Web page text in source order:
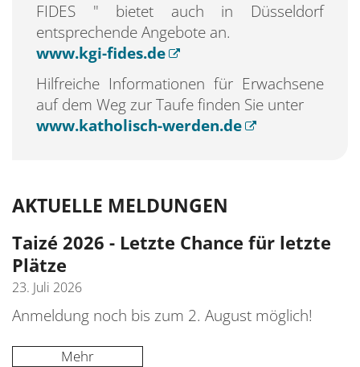
FIDES " bietet auch in Düsseldorf
entsprechende Angebote an.
www.kgi-fides.de
Hilfreiche Informationen für Erwachsene
auf dem Weg zur Taufe finden Sie unter
www.katholisch-werden.de
AKTUELLE MELDUNGEN
Taizé 2026 - Letzte Chance für letzte
Plätze
23. Juli 2026
Anmeldung noch bis zum 2. August möglich!
Mehr